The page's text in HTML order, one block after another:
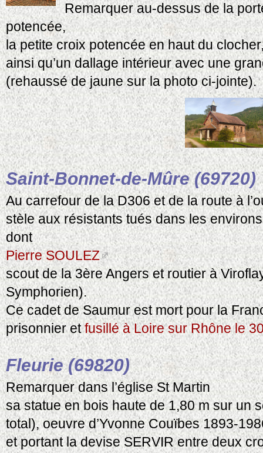
Remarquer au-dessus de la
potencée,
la petite croix potencée en haut du
ainsi qu’un dallage intérieur avec une
(rehaussé de jaune sur la photo ci-jointe).
Saint-Bonnet-de-Mûre (69720)
Au carrefour de la D306 et de la route à
stèle aux résistants tués dans les
dont
Pierre SOULEZ
scout de la 3ère Angers et routier à
Symphorien).
Ce cadet de Saumur est mort pour la
prisonnier etfusillé à Loire sur Rhône le
Fleurie (69820)
Remarquer dans l’église St Martin
sa statue en bois haute de 1,80 m sur un
total), oeuvre d’Yvonne Couïbes 1893-
et portant la devise SERVIR entre deux